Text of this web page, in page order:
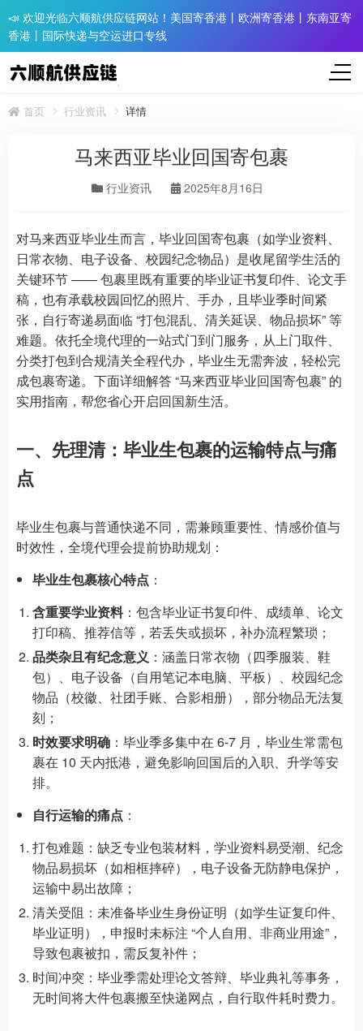
📣 欢迎光临六顺航供应链网站！美国寄香港丨欧洲寄香港丨东南亚寄
香港丨国际快递与空运进口专线
首页 行业资讯 详情
马来西亚毕业回国寄包裹
行业资讯 2025年8月16日
对马来西亚毕业生而言，毕业回国寄包裹（如学业资料、
日常衣物、电子设备、校园纪念物品）是收尾留学生活的
关键环节 —— 包裹里既有重要的毕业证书复印件、论文手
稿，也有承载校园回忆的照片、手办，且毕业季时间紧
张，自行寄递易面临 “打包混乱、清关延误、物品损坏” 等
难题。依托全境代理的一站式门到门服务，从上门取件、
分类打包到合规清关全程代办，毕业生无需奔波，轻松完
成包裹寄递。下面详细解答 “马来西亚毕业回国寄包裹” 的
实用指南，帮您省心开启回国新生活。
一、先理清：毕业生包裹的运输特点与痛
点
毕业生包裹与普通快递不同，需兼顾重要性、情感价值与
时效性，全境代理会提前协助规划：
毕业生包裹核心特点 ：
含重要学业资料：包含毕业证书复印件、成绩单、论文
打印稿、推荐信等，若丢失或损坏，补办流程繁琐；
品类杂且有纪念意义 ：涵盖日常衣物（四季服装、鞋
包）、电子设备（自用笔记本电脑、平板）、校园纪念
物品（校徽、社团手账、合影相册），部分物品无法复
刻；
时效要求明确 ：毕业季多集中在 6-7 月，毕业生常需包
裹在 10 天内抵港，避免影响回国后的入职、升学等安
排。
自行运输的痛点 ：
打包难题：缺乏专业包装材料，学业资料易受潮、纪念
物品易损坏（如相框摔碎），电子设备无防静电保护，
运输中易出故障；
清关受阻：未准备毕业生身份证明（如学生证复印件、
毕业证明），申报时未标注 “个人自用、非商业用途”，
导致包裹被扣，需反复补件；
时间冲突：毕业季需处理论文答辩、毕业典礼等事务，
无时间将大件包裹搬至快递网点，自行取件耗时费力。